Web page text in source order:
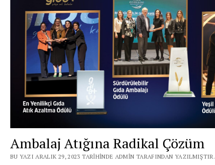
Ambalaj Atığına Radikal Çözüm
BU YAZI ARALIK 29, 2023 TARIHINDE ADMIN TARAFINDAN YAZILMIŞTIR.